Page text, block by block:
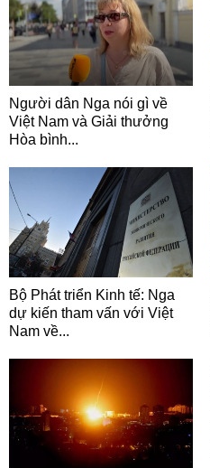
Người dân Nga nói gì về
Việt Nam và Giải thưởng
Hòa bình...
Bộ Phát triển Kinh tế: Nga
dự kiến tham vấn với Việt
Nam về...